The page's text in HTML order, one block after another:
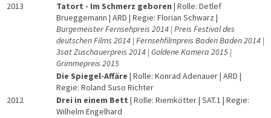
2013
Tatort - Im Schmerz geboren | Rolle: Detlef
Brueggemann | ARD | Regie: Florian Schwarz |
Burgemeister Fernsehpreis 2014 | Preis Festival des
deutschen Films 2014 | Fernsehfilmpreis Baden Baden 2014 |
3sat Zuschauerpreis 2014 | Goldene Kamera 2015 |
Grimmepreis 2015
Die Spiegel-Affäre | Rolle: Konrad Adenauer | ARD |
Regie: Roland Suso Richter
2012
Drei in einem Bett | Rolle: Riemkötter | SAT.1 | Regie:
Wilhelm Engelhard